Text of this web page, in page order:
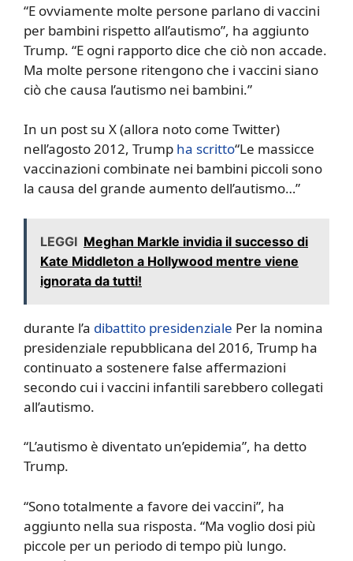
“E ovviamente molte persone parlano di vaccini
per bambini rispetto all’autismo”, ha aggiunto
Trump. “E ogni rapporto dice che ciò non accade.
Ma molte persone ritengono che i vaccini siano
ciò che causa l’autismo nei bambini.”
In un post su X (allora noto come Twitter)
nell’agosto 2012, Trump ha scritto“Le massicce
vaccinazioni combinate nei bambini piccoli sono
la causa del grande aumento dell’autismo…”
LEGGI Meghan Markle invidia il successo di
Kate Middleton a Hollywood mentre viene
ignorata da tutti!
durante l’a dibattito presidenziale Per la nomina
presidenziale repubblicana del 2016, Trump ha
continuato a sostenere false affermazioni
secondo cui i vaccini infantili sarebbero collegati
all’autismo.
“L’autismo è diventato un’epidemia”, ha detto
Trump.
“Sono totalmente a favore dei vaccini”, ha
aggiunto nella sua risposta. “Ma voglio dosi più
piccole per un periodo di tempo più lungo.